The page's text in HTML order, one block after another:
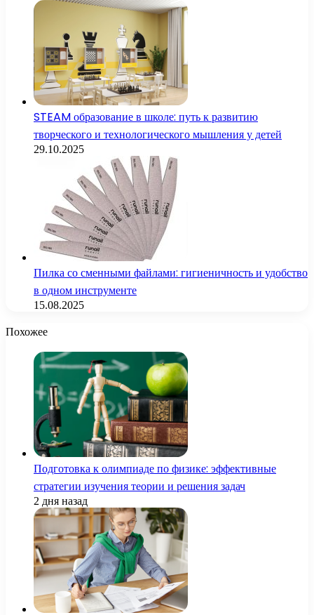
STEAM образование в школе: путь к развитию
творческого и технологического мышления у детей
29.10.2025
Пилка со сменными файлами: гигиеничность и удобство
в одном инструменте
15.08.2025
Похожее
Подготовка к олимпиаде по физике: эффективные
стратегии изучения теории и решения задач
2 дня назад